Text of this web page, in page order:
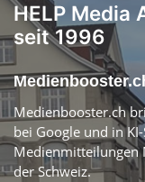
HELP Media
seit 1996
Medienbooster.ch
bei Google und in
Medienmitteilungen
der Schweiz.